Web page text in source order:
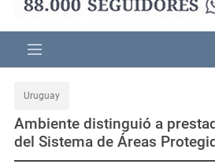
Uruguay
Ambiente distinguió a
del Sistema de Áreas